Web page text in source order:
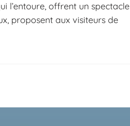
l’entoure, offrent un spectacle
proposent aux visiteurs de